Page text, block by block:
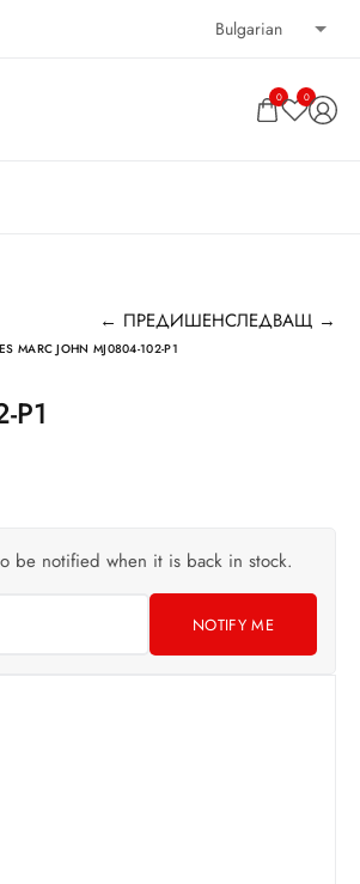
0 0
← ПРЕДИШЕНСЛЕДВАЩ →
MARC JOHN MJ0804-102-P1
P1
be notified when it is back in stock.
NOTIFY ME